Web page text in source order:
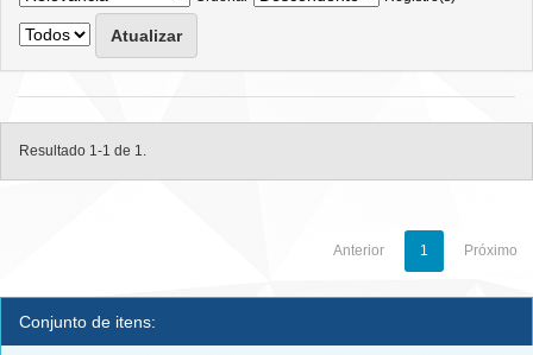
Resultado 1-1 de 1.
Anterior 1 Próximo
Conjunto de itens: